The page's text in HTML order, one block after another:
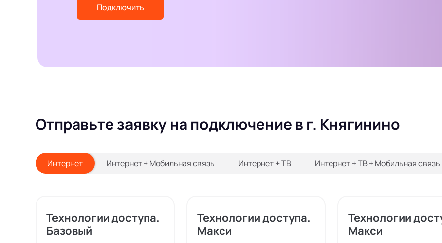
Подключить
Отправьте заявку на подключение в г. Княгинино
Интернет Интернет + Мобильная связь Интернет + ТВ Интернет + ТВ + Мобильная связь
Технологии доступа.
Базовый
Технологии доступа.
Макси
Технологии
Макси